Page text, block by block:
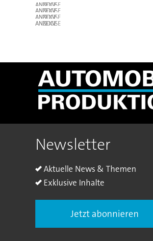
ANZEIGE
ANZEIGE
ANZEIGE
ANZEIGE
Newsletter
Aktuelle News & Themen
Exklusive Inhalte
Jetzt abonnieren